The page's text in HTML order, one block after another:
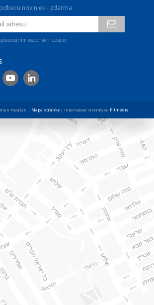
noviniek - zdarma
osobných údajov
Považan | Mapa stránky| Internetové stránky od Pitmedia